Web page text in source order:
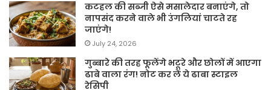
कटहल की सब्जी ऐसे मसालेदार बनाएंगे, तो
नापसंद करने वाले भी उंगलियां चाटते रह
जाएंगे!
July 24, 2026
गुब्बारे की तरह फूलेंगे भटूरे और छोलों में आएगा
ढाबे वाला रंग! नोट कर लें ये ढाबा स्टाइल
रेसिपी